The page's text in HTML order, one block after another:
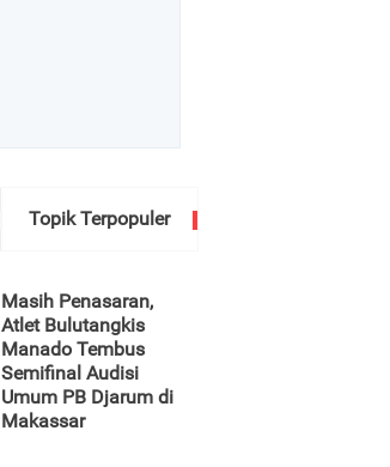
Topik Terpopuler
Masih Penasaran,
Atlet Bulutangkis
Manado Tembus
Semifinal Audisi
Umum PB Djarum di
Makassar